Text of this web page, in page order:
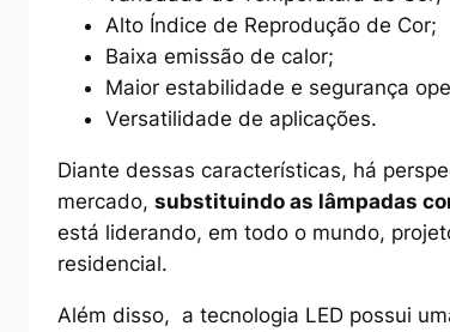
Alto Índice de Reprodução de Cor;
Baixa emissão de calor;
Maior estabilidade e segurança
Versatilidade de aplicações.
Diante dessas características, há
mercado, substituindo as lâmpadas
está liderando, em todo o mundo,
residencial.
Além disso, a tecnologia LED possui